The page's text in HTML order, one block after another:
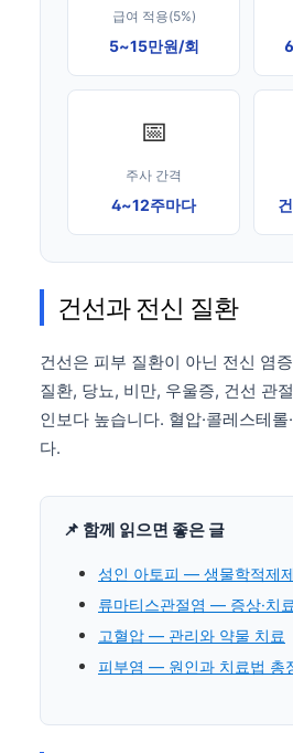
급여 적용(5%)
5~15만원/회
📅
주사 간격
4~12주마다
건선과 전신 질환
건선은 피부 질환이 아닌 전신 염
질환, 당뇨, 비만, 우울증, 건선 관
인보다 높습니다. 혈압·콜레스테
다.
📌 함께 읽으면 좋은 글
성인 아토피 — 생물학적제
류마티스관절염 — 증상·치
고혈압 — 관리와 약물 치료
피부염 — 원인과 치료법 총